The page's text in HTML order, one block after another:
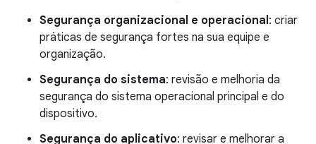
Segurança organizacional e operacional: criar
práticas de segurança fortes na sua equipe e
organização.
Segurança do sistema: revisão e melhoria da
segurança do sistema operacional principal e do
dispositivo.
Segurança do aplicativo: revisar e melhorar a